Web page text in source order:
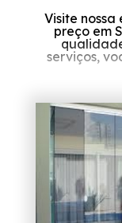
Visite
preço em
serviços,
A sua
em Santo
serviços
entre eles
ramo de
de vidro,
com